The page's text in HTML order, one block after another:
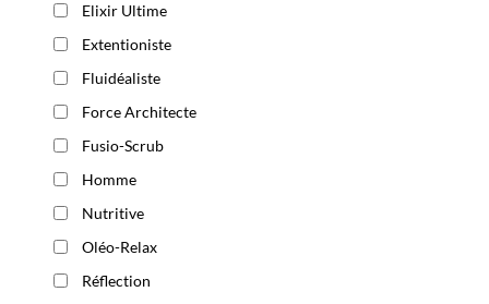
Elixir Ultime
Extentioniste
Fluidéaliste
Force Architecte
Fusio-Scrub
Homme
Nutritive
Oléo-Relax
Réflection